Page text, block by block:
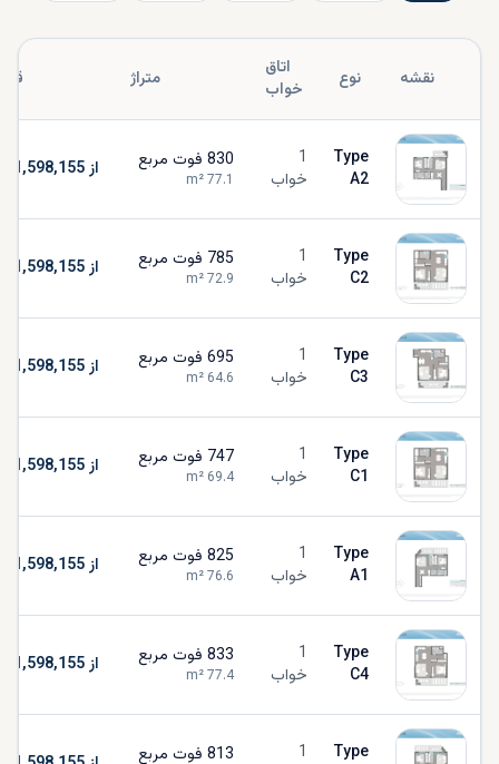
نقشه نوع
اتاق
خواب
متراژ
Type
A2
1
خواب
830 فوت مربع
77.1 از AED 1,598,155
Type
C2
1
خواب
785 فوت مربع
72.9 از AED 1,598,155
Type
C3
1
خواب
695 فوت مربع
64.6 از AED 1,598,155
Type
C1
1
خواب
747 فوت مربع
69.4 از AED 1,598,155
Type
A1
1
خواب
825 فوت مربع
76.6 از AED 1,598,155
Type
C4
1
خواب
833 فوت مربع
77.4 از AED 1,598,155
Type
1
813 فوت مربع